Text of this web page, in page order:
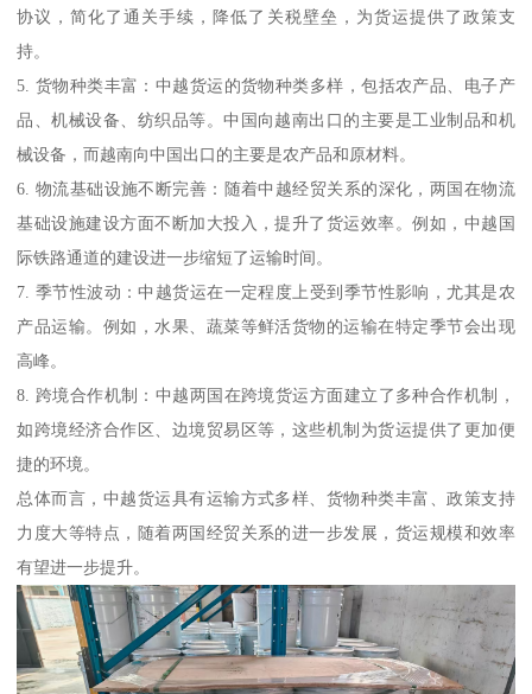
协议，简化了通关手续，降低了关税壁垒，为货运提供了政策支
持。
5. 货物种类丰富：中越货运的货物种类多样，包括农产品、电子产
品、机械设备、纺织品等。中国向越南出口的主要是工业制品和机
械设备，而越南向中国出口的主要是农产品和原材料。
6. 物流基础设施不断完善：随着中越经贸关系的深化，两国在物流
基础设施建设方面不断加大投入，提升了货运效率。例如，中越国
际铁路通道的建设进一步缩短了运输时间。
7. 季节性波动：中越货运在一定程度上受到季节性影响，尤其是农
产品运输。例如，水果、蔬菜等鲜活货物的运输在特定季节会出现
高峰。
8. 跨境合作机制：中越两国在跨境货运方面建立了多种合作机制，
如跨境经济合作区、边境贸易区等，这些机制为货运提供了更加便
捷的环境。
总体而言，中越货运具有运输方式多样、货物种类丰富、政策支持
力度大等特点，随着两国经贸关系的进一步发展，货运规模和效率
有望进一步提升。